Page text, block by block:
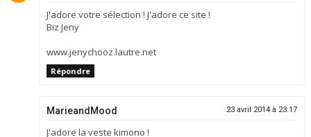
J'adore votre sélection ! J'adore ce site !
Biz Jeny
www.jenychooz.lautre.net
Répondre
MarieandMood 23 avril 2014 à 23:17
J'adore la veste kimono !